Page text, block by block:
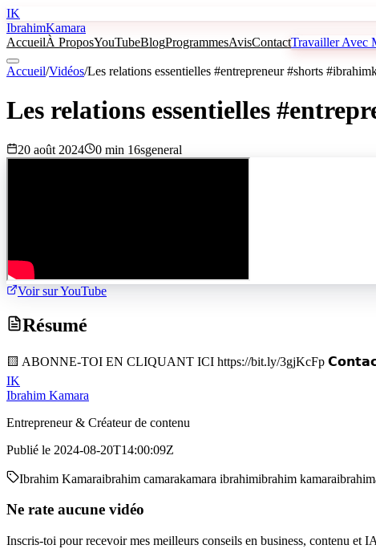
IK
IbrahimKamara
AccueilÀ ProposYouTubeBlogProgrammesAvisContactTravailler Avec
Accueil/Vidéos/Les relations essentielles #entrepreneur #shorts
Les relations essentielles
20 août 2024 0 min 16sgeneral
Voir sur YouTube
Résumé
🟨 ABONNE-TOI EN CLIQUANT ICI https://bit.ly/3gjKcFp
IK
Ibrahim Kamara
Entrepreneur & Créateur de contenu
Publié le 2024-08-20T14:00:09Z
Ibrahim Kamaraibrahim camarakamara ibrahimibrahim kamara
Ne rate aucune vidéo
Inscris-toi pour recevoir mes meilleurs conseils en business, contenu et